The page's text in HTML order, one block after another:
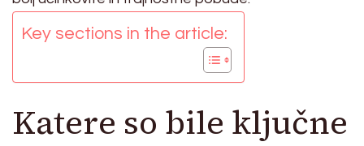
Key sections in the article:
Katere so bile ključne